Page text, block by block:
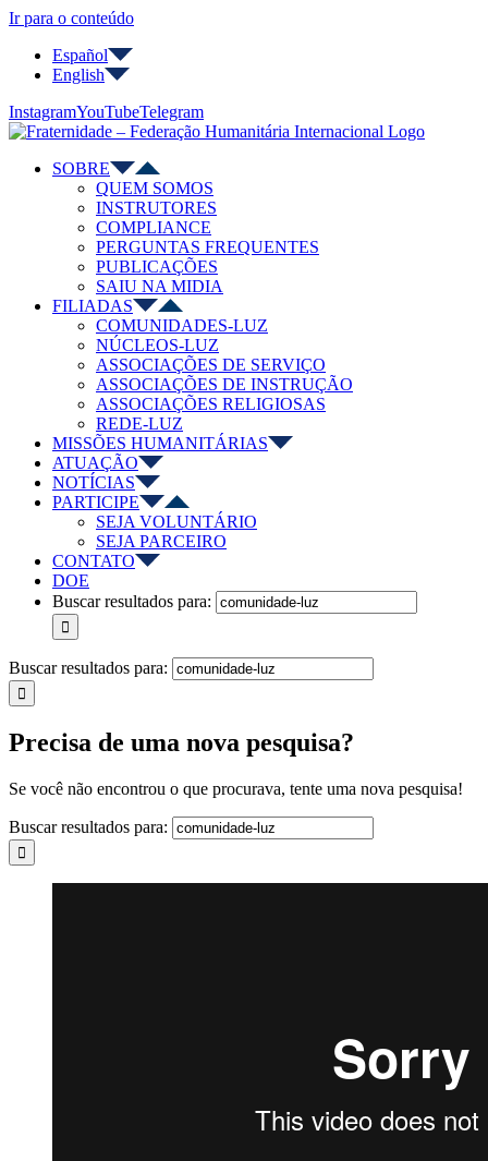
Ir para o conteúdo
Español
English
InstagramYouTubeTelegram
SOBRE
QUEM SOMOS
INSTRUTORES
COMPLIANCE
PERGUNTAS FREQUENTES
PUBLICAÇÕES
SAIU NA MIDIA
FILIADAS
COMUNIDADES-LUZ
NÚCLEOS-LUZ
ASSOCIAÇÕES DE SERVIÇO
ASSOCIAÇÕES DE INSTRUÇÃO
ASSOCIAÇÕES RELIGIOSAS
REDE-LUZ
MISSÕES HUMANITÁRIAS
ATUAÇÃO
NOTÍCIAS
PARTICIPE
SEJA VOLUNTÁRIO
SEJA PARCEIRO
CONTATO
DOE
Buscar resultados para:
Buscar resultados para:
Precisa de uma nova pesquisa?
Se você não encontrou o que procurava, tente uma nova pesquisa!
Buscar resultados para: